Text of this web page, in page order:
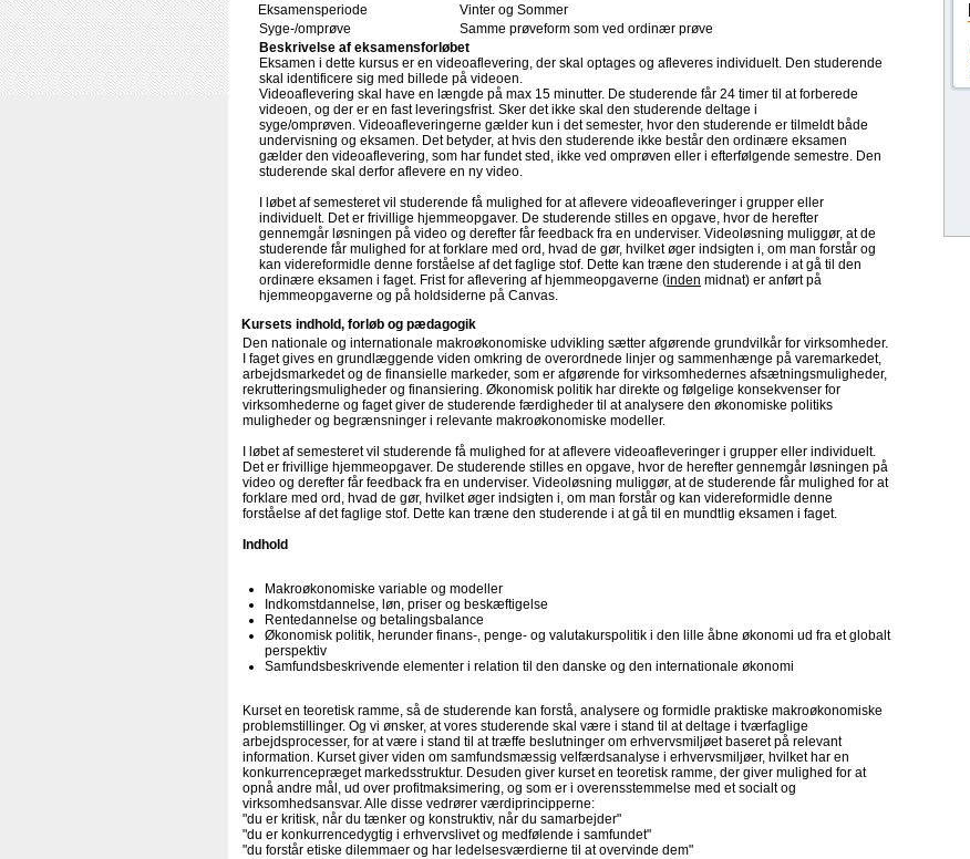
Eksamensperiode
Vinter og Sommer
Syge-/omprøve
Samme prøveform som ved ordinær prøve
Beskrivelse af eksamensforløbet
Eksamen i dette kursus er en videoaflevering, der skal optages og afleveres individuelt. Den studerende
skal identificere sig med billede på videoen.
Videoaflevering skal have en længde på max 15 minutter. De studerende får 24 timer til at forberede
videoen, og der er en fast leveringsfrist. Sker det ikke skal den studerende deltage i
syge/omprøven. Videoafleveringerne gælder kun i det semester, hvor den studerende er tilmeldt både
undervisning og eksamen. Det betyder, at hvis den studerende ikke består den ordinære eksamen
gælder den videoaflevering, som har fundet sted, ikke ved omprøven eller i efterfølgende semestre. Den
studerende skal derfor aflevere en ny video.
I løbet af semesteret vil studerende få mulighed for at aflevere videoafleveringer i grupper eller
individuelt. Det er frivillige hjemmeopgaver. De studerende stilles en opgave, hvor de herefter
gennemgår løsningen på video og derefter får feedback fra en underviser. Videoløsning muliggør, at de
studerende får mulighed for at forklare med ord, hvad de gør, hvilket øger indsigten i, om man forstår og
kan videreformidle denne forståelse af det faglige stof. Dette kan træne den studerende i at gå til den
ordinære eksamen i faget. Frist for aflevering af hjemmeopgaverne (inden midnat) er anført på
hjemmeopgaverne og på holdsiderne på Canvas.
Kursets indhold, forløb og pædagogik
Den nationale og internationale makroøkonomiske udvikling sætter afgørende grundvilkår for virksomheder.
I faget gives en grundlæggende viden omkring de overordnede linjer og sammenhænge på varemarkedet,
arbejdsmarkedet og de finansielle markeder, som er afgørende for virksomhedernes afsætningsmuligheder,
rekrutteringsmuligheder og finansiering. Økonomisk politik har direkte og følgelige konsekvenser for
virksomhederne og faget giver de studerende færdigheder til at analysere den økonomiske politiks
muligheder og begrænsninger i relevante makroøkonomiske modeller.
I løbet af semesteret vil studerende få mulighed for at aflevere videoafleveringer i grupper eller individuelt.
Det er frivillige hjemmeopgaver. De studerende stilles en opgave, hvor de herefter gennemgår løsningen på
video og derefter får feedback fra en underviser. Videoløsning muliggør, at de studerende får mulighed for at
forklare med ord, hvad de gør, hvilket øger indsigten i, om man forstår og kan videreformidle denne
forståelse af det faglige stof. Dette kan træne den studerende i at gå til en mundtlig eksamen i faget.
Indhold
Makroøkonomiske variable og modeller
Indkomstdannelse, løn, priser og beskæftigelse
Rentedannelse og betalingsbalance
Økonomisk politik, herunder finans-, penge- og valutakurspolitik i den lille åbne økonomi ud fra et globalt
perspektiv
Samfundsbeskrivende elementer i relation til den danske og den internationale økonomi
Kurset en teoretisk ramme, så de studerende kan forstå, analysere og formidle praktiske makroøkonomiske
problemstillinger. Og vi ønsker, at vores studerende skal være i stand til at deltage i tværfaglige
arbejdsprocesser, for at være i stand til at træffe beslutninger om erhvervsmiljøet baseret på relevant
information. Kurset giver viden om samfundsmæssig velfærdsanalyse i erhvervsmiljøer, hvilket har en
konkurrencepræget markedsstruktur. Desuden giver kurset en teoretisk ramme, der giver mulighed for at
opnå andre mål, ud over profitmaksimering, og som er i overensstemmelse med et socialt og
virksomhedsansvar. Alle disse vedrører værdiprincipperne:
"du er kritisk, når du tænker og konstruktiv, når du samarbejder"
"du er konkurrencedygtig i erhvervslivet og medfølende i samfundet"
"du forstår etiske dilemmaer og har ledelsesværdierne til at overvinde dem"